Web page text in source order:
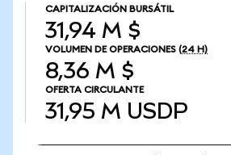
CAPITALIZACIÓN BURSÁTIL
31,94 M $
VOLUMEN DE OPERACIONES (24 H)
8,36 M $
OFERTA CIRCULANTE
31,95 M USDP